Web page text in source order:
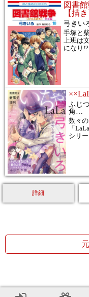
図書
【描
弓きい
手塚と
上班は
になり
ふじ
角…
数々
「
シリ
詳細